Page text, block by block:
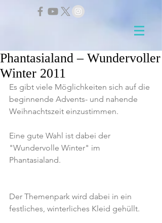
Phantasialand – Wundervoller
Winter 2011
Es gibt viele Möglichkeiten sich auf die
beginnende Advents- und nahende
Weihnachtszeit einzustimmen.
Eine gute Wahl ist dabei der
"Wundervolle Winter" im
Phantasialand.
Der Themenpark wird dabei in ein
festliches, winterliches Kleid gehüllt.